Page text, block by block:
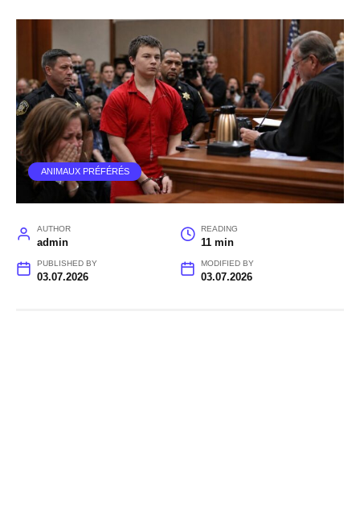
ANIMAUX PRÉFÉRÉS
AUTHOR
admin
READING
11 min
PUBLISHED BY
03.07.2026
MODIFIED BY
03.07.2026